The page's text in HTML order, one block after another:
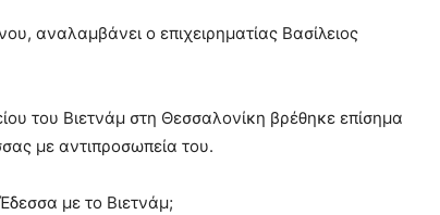
αναλαμβάνει ο επιχειρηματίας Βασίλειος
του Βιετνάμ στη Θεσσαλονίκη βρέθηκε επίσημα
με αντιπροσωπεία του.
με το Βιετνάμ;